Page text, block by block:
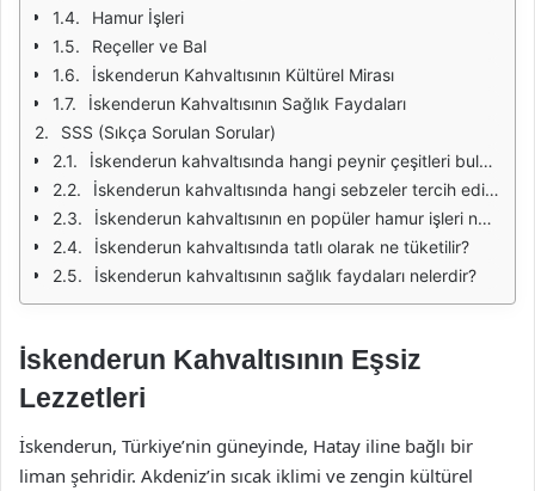
Hamur İşleri
Reçeller ve Bal
İskenderun Kahvaltısının Kültürel Mirası
İskenderun Kahvaltısının Sağlık Faydaları
SSS (Sıkça Sorulan Sorular)
İskenderun kahvaltısında hangi peynir çeşitleri bulunur?
İskenderun kahvaltısında hangi sebzeler tercih edilir?
İskenderun kahvaltısının en popüler hamur işleri nelerdir?
İskenderun kahvaltısında tatlı olarak ne tüketilir?
İskenderun kahvaltısının sağlık faydaları nelerdir?
İskenderun Kahvaltısının Eşsiz
Lezzetleri
İskenderun, Türkiye’nin güneyinde, Hatay iline bağlı bir
liman şehridir. Akdeniz’in sıcak iklimi ve zengin kültürel